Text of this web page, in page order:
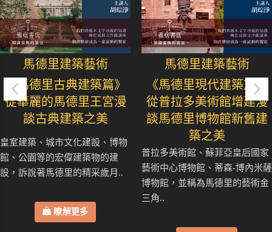
馬德里建築藝術
《馬德里古典建築篇》
從華麗的馬德里王宮漫
談古典建築之美
皇室建築、城市文化建設、博物
館、公園等的宏偉建築物的建
設，訴說著馬德里的精采歲月..
瞭解更多
馬德里建築藝術
《馬德里現代建築篇》
從普拉多美術館增建漫
談馬德里博物館新舊建
築之美
普拉多美術館、蘇菲亞皇后國家
藝術中心博物館、蒂森-博內米薩
博物館，並稱為馬德里的藝術金
三角..